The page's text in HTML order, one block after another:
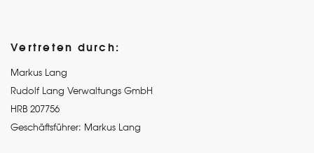
Vertreten durch:
Markus Lang
Rudolf Lang Verwaltungs GmbH
HRB 207756
Geschäftsführer: Markus Lang